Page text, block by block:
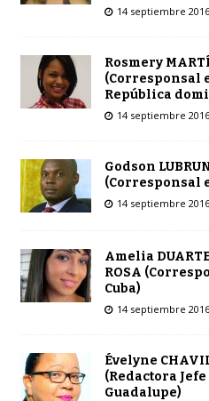
14 septiembre 2016
Rosmery
(Corresponsal
República
14 septiembre 2016
Godson
(Corresponsal
14 septiembre 2016
Amelia
ROSA
Cuba)
14 septiembre 2016
Évelyne
(Redactora Jefe
Guadalupe)